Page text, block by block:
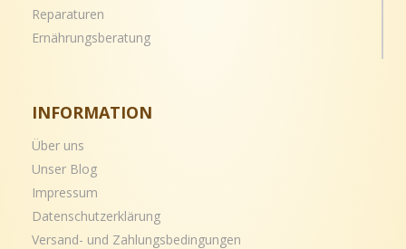
Reparaturen
Ernährungsberatung
INFORMATION
Über uns
Unser Blog
Impressum
Datenschutzerklärung
Versand- und Zahlungsbedingungen